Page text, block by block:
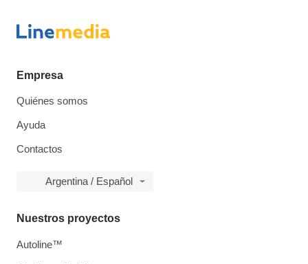
Empresa
Quiénes somos
Ayuda
Contactos
Argentina / Español
Nuestros proyectos
Autoline™